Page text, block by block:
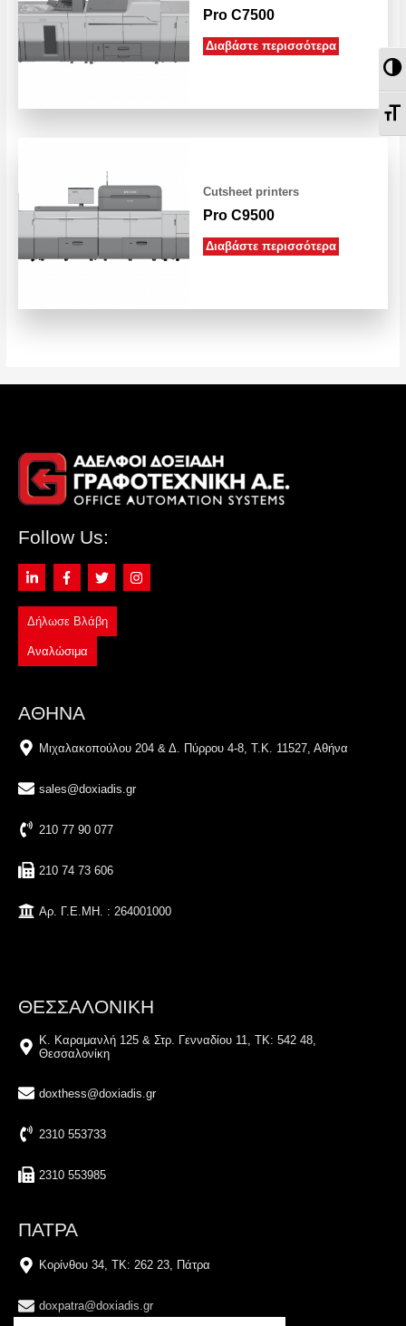
Pro C7500
Διαβάστε περισσότερα
Cutsheet printers
Pro C9500
Διαβάστε περισσότερα
Follow Us:
Δήλωσε Βλάβη
Αναλώσιμα
ΑΘΗΝΑ
Μιχαλακοπούλου 204 & Δ. Πύρρου 4-8, Τ.Κ. 11527, Αθήνα
sales@doxiadis.gr
210 77 90 077
210 74 73 606
Αρ. Γ.Ε.ΜΗ. : 264001000
ΘΕΣΣΑΛΟΝΙΚΗ
Κ. Καραμανλή 125 & Στρ. Γενναδίου 11, ΤΚ: 542 48,
Θεσσαλονίκη
doxthess@doxiadis.gr
2310 553733
2310 553985
ΠΑΤΡΑ
Κορίνθου 34, TK: 262 23, Πάτρα
doxpatra@doxiadis.gr